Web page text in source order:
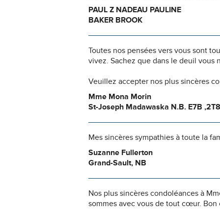
PAUL Z NADEAU PAULINE
BAKER BROOK
Toutes nos pensées vers vous sont
vivez. Sachez que dans le deuil vous
Veuillez accepter nos plus sincères
Mme Mona Morin
St-Joseph Madawaska N.B. E7B ,2T8
Mes sincères sympathies à toute la
Suzanne Fullerton
Grand-Sault, NB
Nos plus sincères condoléances à
sommes avec vous de tout cœur. Bon